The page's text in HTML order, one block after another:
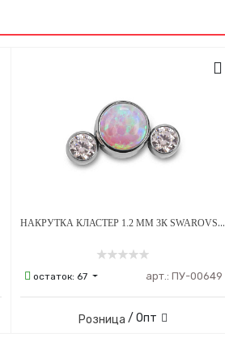
НАКРУТКА КЛАСТЕР 1.2 ММ 3К SWAROVSKI CLEAR ОПАЛ OP-08 ТИТАН
остаток:67 арт.: ПУ-00649
Розница / Опт